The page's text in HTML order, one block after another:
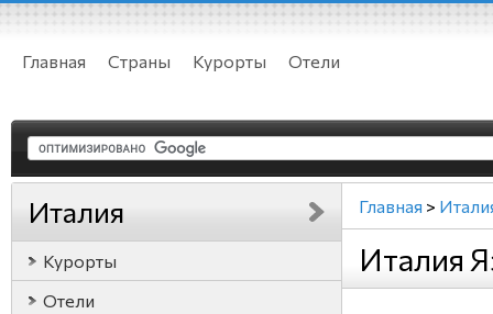
Главная Страны Курорты Отели
Италия
Курорты
Отели
Главная >
Италия